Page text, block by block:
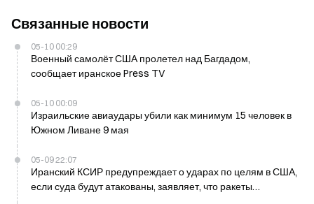
Связанные новости
05-10 00:29
Военный самолёт США пролетел над Багдадом,
сообщает иранское Press TV
05-10 00:09
Израильские авиаудары убили как минимум 15 человек в
Южном Ливане 9 мая
05-09 22:07
Иранский КСИР предупреждает о ударах по целям в США,
если суда будут атакованы, заявляет, что ракеты